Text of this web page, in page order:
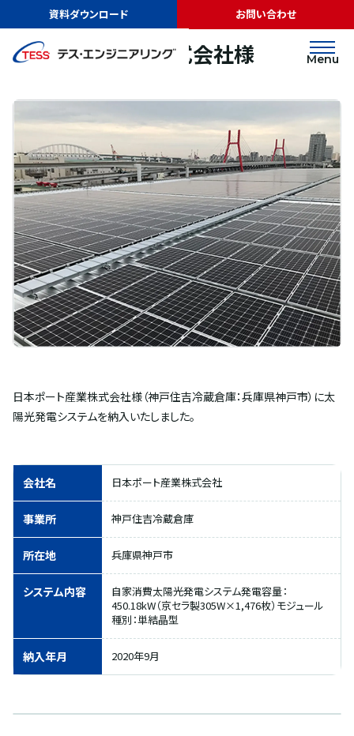
資料ダウンロード お問い合わせ
Menu
実績紹介 日本ポート産業株式会社様
太陽光発電 屋根
日本ポート産業株式会社様
日本ポート産業株式会社様（神戸住吉冷蔵倉庫：兵庫県神戸市）に太
陽光発電システムを納入いたしました。
会社名 日本ポート産業株式会社
事業所 神戸住吉冷蔵倉庫
所在地 兵庫県神戸市
システム内容
自家消費太陽光発電システム発電容量：
450.18kW（京セラ製305W×1,476枚）モジュール
種別：単結晶型
納入年月 2020年9月